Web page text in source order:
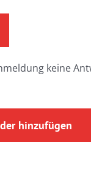
keine
hinzufügen